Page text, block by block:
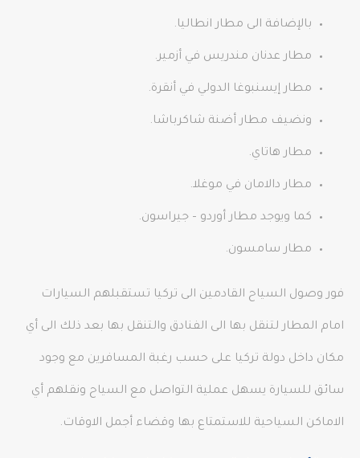
بالإضافة الى مطار انطاليا.
مطار عدنان مندريس في أزمير.
مطار إيسنبوغا الدولي في أنقرة.
ونضيف مطار أضنة شاكرباشا.
مطار هاتاي.
مطار دالامان في موغلا.
كما ويوجد مطار أوردو – جيراسون.
مطار سامسون.
فور وصول السياح القادمين الى تركيا تستقبلهم السيارات
امام المطار لتنقل بها الى الفنادق والتنقل بها بعد ذلك الى أي
مكان داخل دولة تركيا على حسب رغبة المسافرين مع وجود
سائق للسيارة يسهل عملية التواصل مع السياح ونقلهم أي
الاماكن السياحية للاستمتاع بها وقضاء أجمل الاوقات.